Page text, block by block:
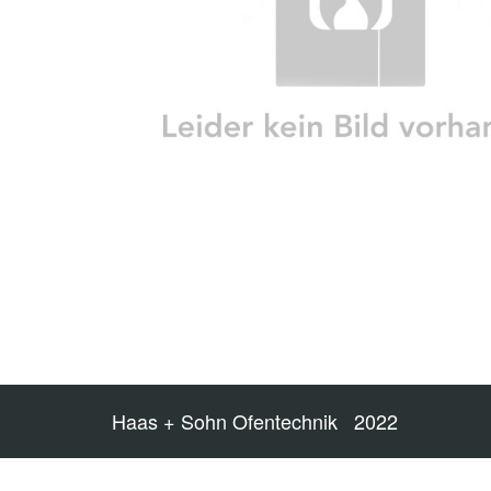
Haas + Sohn Ofentechnik 2022